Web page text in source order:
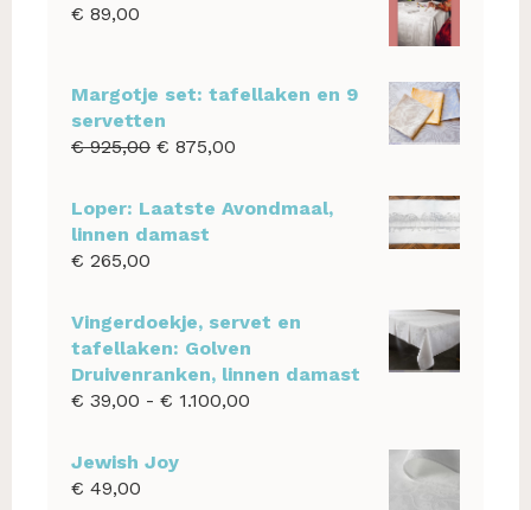
€ 89,00
Margotje set: tafellaken en 9
servetten
€925,00 Oorspronkelijke
was:
€ 925,00.
€ 875,00
Loper: Laatste Avondmaal,
linnen damast
€ 265,00
Vingerdoekje, servet en
tafellaken: Golven
Druivenranken, linnen damast
€ 39,00 - € 1.100,00
Jewish Joy
€ 49,00